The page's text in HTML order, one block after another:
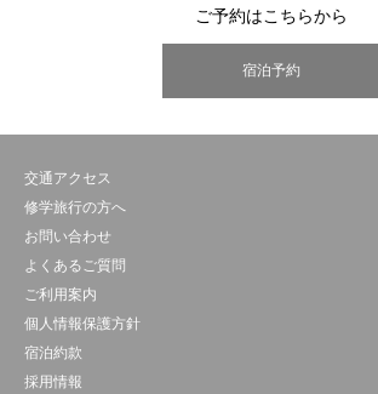
ご予約はこちらから
宿泊予約
交通アクセス
修学旅行の方へ
お問い合わせ
よくあるご質問
ご利用案内
個人情報保護方針
宿泊約款
採用情報